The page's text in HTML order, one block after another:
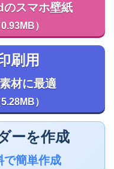
スマホ壁紙
）
刷用
材に最適
）
ーを作成
で簡単作成